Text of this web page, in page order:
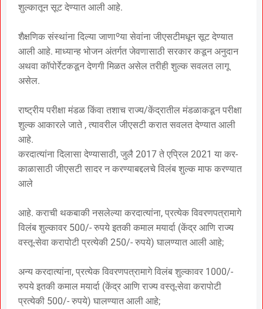
शुल्कातून सूट देण्यात आली आहे.
शैक्षणिक संस्थांना दिल्या जाणाºया सेवांना जीएसटीमधून सूट देण्यात
आली आहे. माध्यान्ह भोजन अंतर्गत जेवणासाठी सरकार कडून अनुदान
अथवा कॉपोर्रेटकडून देणगी मिळत असेल तरीही शुल्क सवलत लागू
असेल.
राष्ट्रीय परीक्षा मंडळ किंवा तशाच राज्य/केंद्रातील मंडळाकडून परीक्षा
शुल्क आकारले जाते , त्यावरील जीएसटी करात सवलत देण्यात आली
आहे.
करदात्यांना दिलासा देण्यासाठी, जुलै 2017 ते एप्रिल 2021 या कर-
काळासाठी जीएसटी सादर न करण्याबद्दलचे विलंब शुल्क माफ करण्यात
आले
आहे. कराची थकबाकी नसलेल्या करदात्यांना, प्रत्येक विवरणपत्रामागे
विलंब शुल्कावर 500/- रुपये इतकी कमाल मयार्दा (केंद्र आणि राज्य
वस्तू-सेवा करापोटी प्रत्येकी 250/- रुपये) घालण्यात आली आहे;
अन्य करदात्यांना, प्रत्येक विवरणपत्रामागे विलंब शुल्कावर 1000/-
रुपये इतकी कमाल मयार्दा (केंद्र आणि राज्य वस्तू-सेवा करापोटी
प्रत्येकी 500/- रुपये) घालण्यात आली आहे;